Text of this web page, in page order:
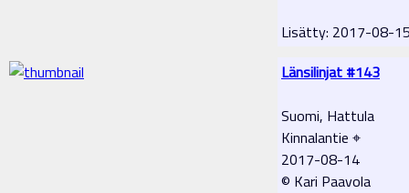
Lisätty: 2017-08-
Länsilinjat #143
Suomi, Hattula
Kinnalantie ⌖
2017-08-14
© Kari Paavola